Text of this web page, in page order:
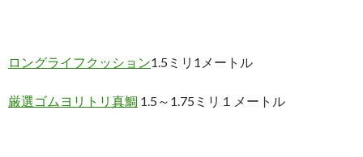
ロングライフクッション1.5ミリ1メートル
厳選ゴムヨリトリ真鯛 1.5～1.75ミリ１メートル